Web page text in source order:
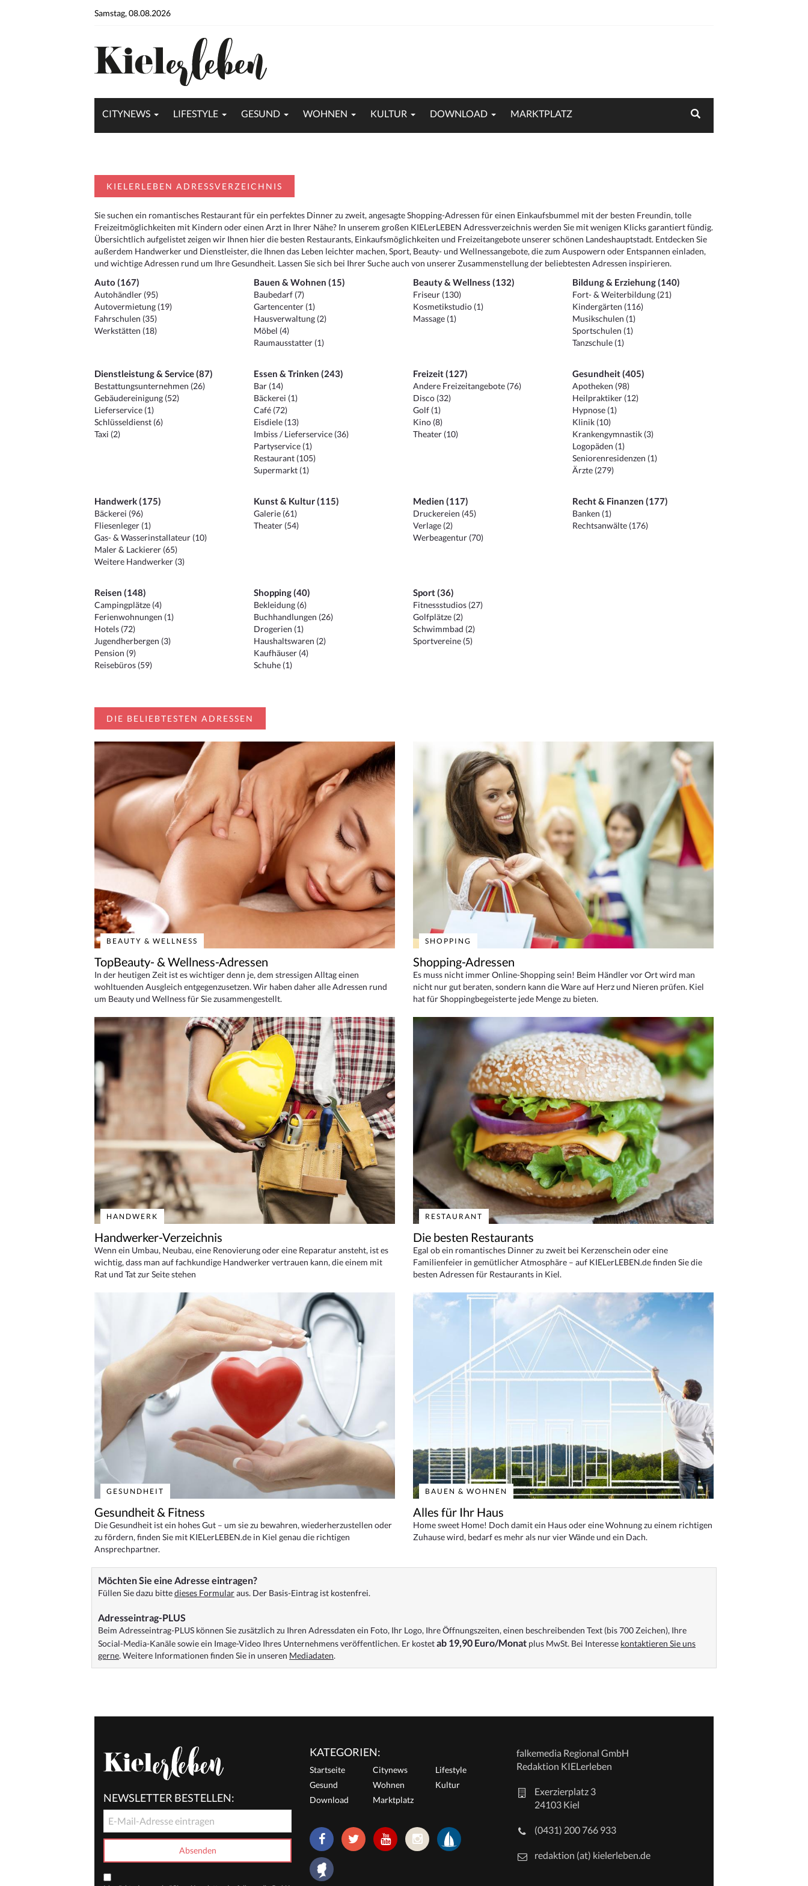
Samstag, 08.08.2026
CITYNEWS LIFESTYLE GESUND WOHNEN KULTUR DOWNLOAD MARKTPLATZ
KIELERLEBEN ADRESSVERZEICHNIS
Sie suchen ein romantisches Restaurant für ein perfektes Dinner zu zweit, angesagte Shopping-Adressen für einen Einkaufsbummel mit der besten Freundin, tolle
Freizeitmöglichkeiten mit Kindern oder einen Arzt in Ihrer Nähe? In unserem großen KIELerLEBEN Adressverzeichnis werden Sie mit wenigen Klicks garantiert fündig.
Übersichtlich aufgelistet zeigen wir Ihnen hier die besten Restaurants, Einkaufsmöglichkeiten und Freizeitangebote unserer schönen Landeshauptstadt. Entdecken Sie
außerdem Handwerker und Dienstleister, die Ihnen das Leben leichter machen, Sport, Beauty- und Wellnessangebote, die zum Auspowern oder Entspannen einladen,
und wichtige Adressen rund um Ihre Gesundheit. Lassen Sie sich bei Ihrer Suche auch von unserer Zusammenstellung der beliebtesten Adressen inspirieren.
Auto (167)
Autohändler (95)
Autovermietung (19)
Fahrschulen (35)
Werkstätten (18)
Bauen & Wohnen (15)
Baubedarf (7)
Gartencenter (1)
Hausverwaltung (2)
Möbel (4)
Raumausstatter (1)
Beauty & Wellness (132)
Friseur (130)
Kosmetikstudio (1)
Massage (1)
Bildung & Erziehung (140)
Fort- & Weiterbildung (21)
Kindergärten (116)
Musikschulen (1)
Sportschulen (1)
Tanzschule (1)
Dienstleistung & Service (87)
Bestattungsunternehmen (26)
Gebäudereinigung (52)
Lieferservice (1)
Schlüsseldienst (6)
Taxi (2)
Essen & Trinken (243)
Bar (14)
Bäckerei (1)
Café (72)
Eisdiele (13)
Imbiss / Lieferservice (36)
Partyservice (1)
Restaurant (105)
Supermarkt (1)
Freizeit (127)
Andere Freizeitangebote (76)
Disco (32)
Golf (1)
Kino (8)
Theater (10)
Gesundheit (405)
Apotheken (98)
Heilpraktiker (12)
Hypnose (1)
Klinik (10)
Krankengymnastik (3)
Logopäden (1)
Seniorenresidenzen (1)
Ärzte (279)
Handwerk (175)
Bäckerei (96)
Fliesenleger (1)
Gas- & Wasserinstallateur (10)
Maler & Lackierer (65)
Weitere Handwerker (3)
Kunst & Kultur (115)
Galerie (61)
Theater (54)
Medien (117)
Druckereien (45)
Verlage (2)
Werbeagentur (70)
Recht & Finanzen (177)
Banken (1)
Rechtsanwälte (176)
Reisen (148)
Campingplätze (4)
Ferienwohnungen (1)
Hotels (72)
Jugendherbergen (3)
Pension (9)
Reisebüros (59)
Shopping (40)
Bekleidung (6)
Buchhandlungen (26)
Drogerien (1)
Haushaltswaren (2)
Kaufhäuser (4)
Schuhe (1)
Sport (36)
Fitnessstudios (27)
Golfplätze (2)
Schwimmbad (2)
Sportvereine (5)
DIE BELIEBTESTEN ADRESSEN
BEAUTY & WELLNESS
TopBeauty- & Wellness-Adressen
In der heutigen Zeit ist es wichtiger denn je, dem stressigen Alltag einen
wohltuenden Ausgleich entgegenzusetzen. Wir haben daher alle Adressen rund
um Beauty und Wellness für Sie zusammengestellt.
SHOPPING
Shopping-Adressen
Es muss nicht immer Online-Shopping sein! Beim Händler vor Ort wird man
nicht nur gut beraten, sondern kann die Ware auf Herz und Nieren prüfen. Kiel
hat für Shoppingbegeisterte jede Menge zu bieten.
HANDWERK
Handwerker-Verzeichnis
Wenn ein Umbau, Neubau, eine Renovierung oder eine Reparatur ansteht, ist es
wichtig, dass man auf fachkundige Handwerker vertrauen kann, die einem mit
Rat und Tat zur Seite stehen
RESTAURANT
Die besten Restaurants
Egal ob ein romantisches Dinner zu zweit bei Kerzenschein oder eine
Familienfeier in gemütlicher Atmosphäre – auf KIELerLEBEN.de finden Sie die
besten Adressen für Restaurants in Kiel.
GESUNDHEIT
Gesundheit & Fitness
Die Gesundheit ist ein hohes Gut – um sie zu bewahren, wiederherzustellen oder
zu fördern, finden Sie mit KIELerLEBEN.de in Kiel genau die richtigen
Ansprechpartner.
BAUEN & WOHNEN
Alles für Ihr Haus
Home sweet Home! Doch damit ein Haus oder eine Wohnung zu einem richtigen
Zuhause wird, bedarf es mehr als nur vier Wände und ein Dach.
Möchten Sie eine Adresse eintragen?
Füllen Sie dazu bittedieses Formularaus. Der Basis-Eintrag ist kostenfrei.
Adresseintrag-PLUS
Beim Adresseintrag-PLUS können Sie zusätzlich zu Ihren Adressdaten ein Foto, Ihr Logo, Ihre Öffnungszeiten, einen beschreibenden Text (bis 700 Zeichen), Ihre
Social-Media-Kanäle sowie ein Image-Video Ihres Unternehmens veröffentlichen. Er kostetab 19,90 Euro/Monat plus MwSt. Bei Interesse kontaktieren Sie uns
gerne. Weitere Informationen finden Sie in unseren Mediadaten.
NEWSLETTER BESTELLEN:
KATEGORIEN:
Startseite Citynews
Lifestyle
Gesund
Wohnen
Kultur
Download
Marktplatz
falkemedia Regional GmbH
Redaktion KIELerleben
Exerzierplatz 3
24103 Kiel
(0431) 200 766 933
redaktion (at) kielerleben.de